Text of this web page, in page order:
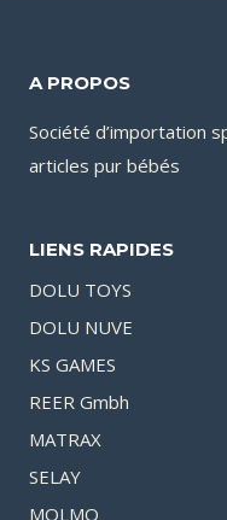
A PROPOS
Société d’importation
articles pur bébés
LIENS RAPIDES
DOLU TOYS
DOLU NUVE
KS GAMES
REER Gmbh
MATRAX
SELAY
MOLMO